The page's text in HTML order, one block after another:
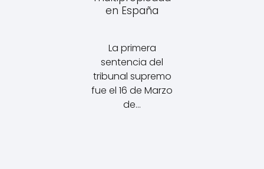
en España
La primera
sentencia del
tribunal supremo
fue el 16 de Marzo
de…